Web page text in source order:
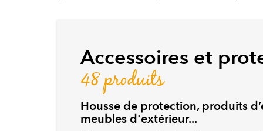
Accessoires et
48 produits
Housse de protection, produits
meubles d'extérieur...